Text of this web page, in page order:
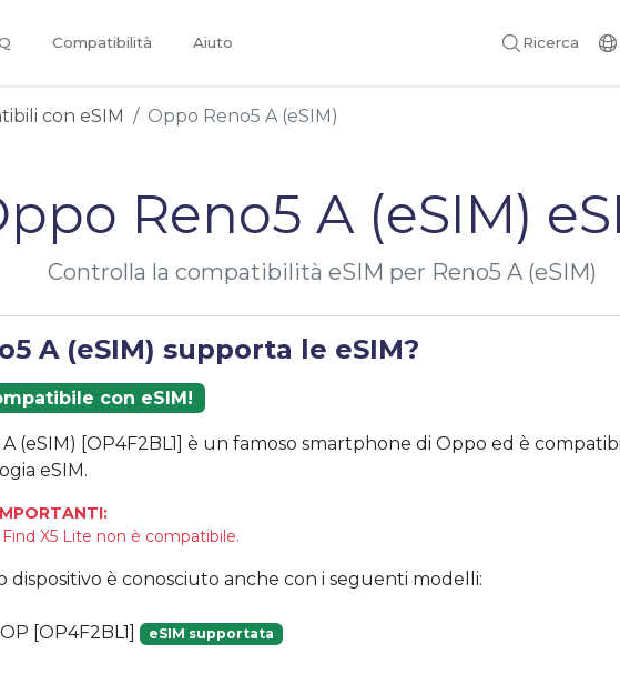
Compatibilità Aiuto Ricerca
con eSIM Oppo Reno5 A (eSIM)
Reno5 A (eSIM)
Controlla la compatibilità eSIM per Reno5 A (eSIM)
A (eSIM) supporta le eSIM?
con eSIM!
A (eSIM) [OP4F2BL1] è un famoso smartphone di Oppo ed è
eSIM.
X5 Lite non è compatibile.
dispositivo è conosciuto anche con i seguenti modelli:
[OP4F2BL1] eSIM supportata